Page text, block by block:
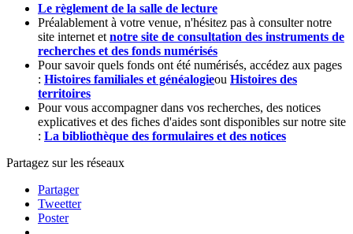
Le règlement de la salle de lecture
Préalablement à votre venue, n'hésitez pas à consulter notre
site internet et notre site de consultation des instruments de
recherches et des fonds numérisés
Pour savoir quels fonds ont été numérisés, accédez aux pages
: Histoires familiales et généalogieou Histoires des
territoires
Pour vous accompagner dans vos recherches, des notices
explicatives et des fiches d'aides sont disponibles sur notre site
: La bibliothèque des formulaires et des notices
Partagez sur les réseaux
Partager
Tweetter
Poster